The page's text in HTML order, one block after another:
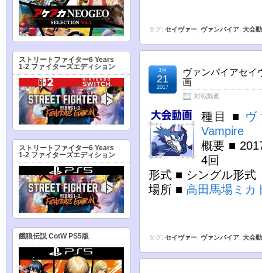
タグ: セイヴァー ヴァンパイア 大会
ヴァンパイアセ
画
対戦動画
3月
21
2017
種目 ■ ヴ
Vampire
概要 ■
4回
形式 ■ シングル形
場所 ■ 高田馬場ミカ
タグ: セイヴァー, ヴァンパイア, 大会
ストリートファイター6 Years
1-2 ファイターズエディション
ストリートファイター6 Years
1-2 ファイターズエディション
餓狼伝説 CotW PS5版